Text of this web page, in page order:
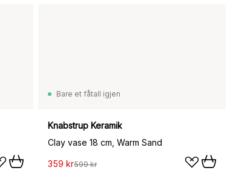
Bare et fåtall igjen
Knabstrup Keramik
Clay vase 18 cm, Warm Sand
359 kr599 kr